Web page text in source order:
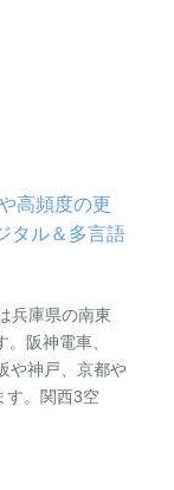
高頻度の更
タル＆多言語
兵庫県の南東
阪神電車、
や神戸、京都や
す。関西3空